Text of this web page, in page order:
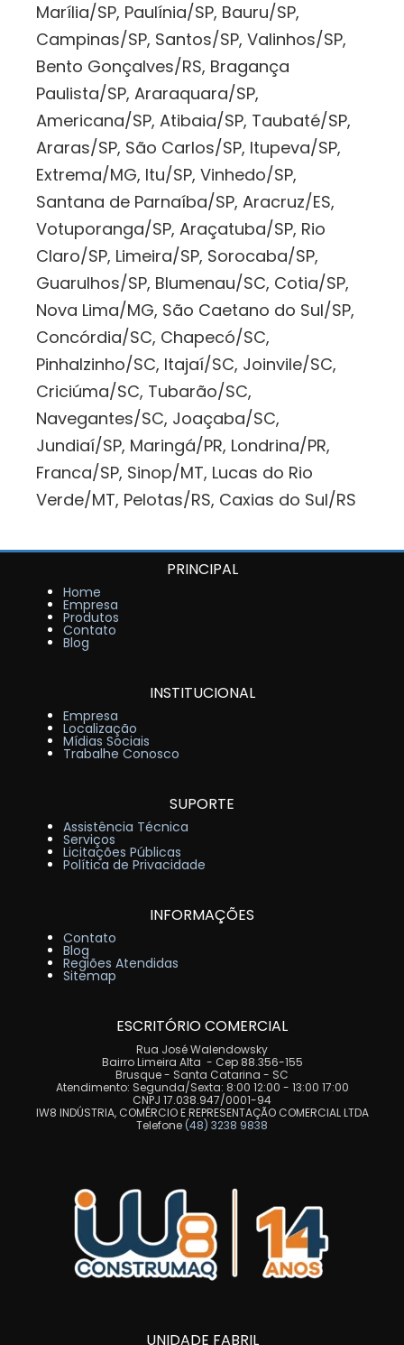
Marília/SP, Paulínia/SP, Bauru/SP,
Campinas/SP, Santos/SP, Valinhos/SP,
Bento Gonçalves/RS, Bragança
Paulista/SP, Araraquara/SP,
Americana/SP, Atibaia/SP, Taubaté/SP,
Araras/SP, São Carlos/SP, Itupeva/SP,
Extrema/MG, Itu/SP, Vinhedo/SP,
Santana de Parnaíba/SP, Aracruz/ES,
Votuporanga/SP, Araçatuba/SP, Rio
Claro/SP, Limeira/SP, Sorocaba/SP,
Guarulhos/SP, Blumenau/SC, Cotia/SP,
Nova Lima/MG, São Caetano do Sul/SP,
Concórdia/SC, Chapecó/SC,
Pinhalzinho/SC, Itajaí/SC, Joinvile/SC,
Criciúma/SC, Tubarão/SC,
Navegantes/SC, Joaçaba/SC,
Jundiaí/SP, Maringá/PR, Londrina/PR,
Franca/SP, Sinop/MT, Lucas do Rio
Verde/MT, Pelotas/RS, Caxias do Sul/RS
PRINCIPAL
Home
Empresa
Produtos
Contato
Blog
INSTITUCIONAL
Empresa
Localização
Mídias Sociais
Trabalhe Conosco
SUPORTE
Assistência Técnica
Serviços
Licitações Públicas
Política de Privacidade
INFORMAÇÕES
Contato
Blog
Regiões Atendidas
Sitemap
ESCRITÓRIO COMERCIAL
Rua José Walendowsky
Bairro Limeira Alta - Cep 88.356-155
Brusque - Santa Catarina - SC
Atendimento: Segunda/Sexta: 8:00 12:00 - 13:00 17:00
CNPJ 17.038.947/0001-94
IW8 INDÚSTRIA, COMÉRCIO E REPRESENTAÇÃO COMERCIAL LTDA
Telefone (48) 3238 9838
UNIDADE FABRIL